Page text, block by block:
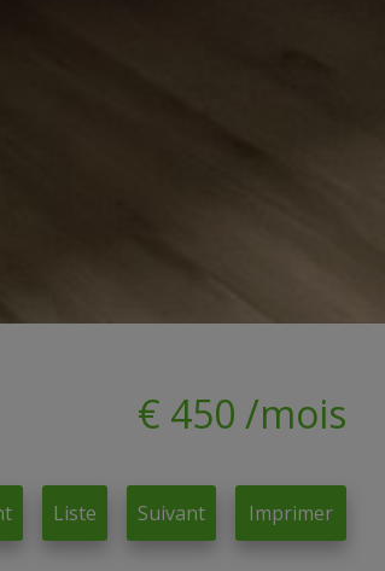
€ 450 /mois
Liste Suivant Imprimer